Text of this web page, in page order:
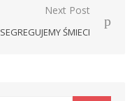
Next Post
SEGREGUJEMY ŚMIECI